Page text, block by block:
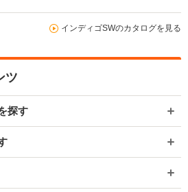
インディゴSWのカタログを見る
ツ
探す